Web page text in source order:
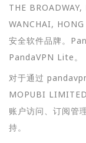
THE
WANCHAI,
安全软件品牌。
PandaVPN Lite。
对于通过
MOPUBI
账户访问、订阅管
持。